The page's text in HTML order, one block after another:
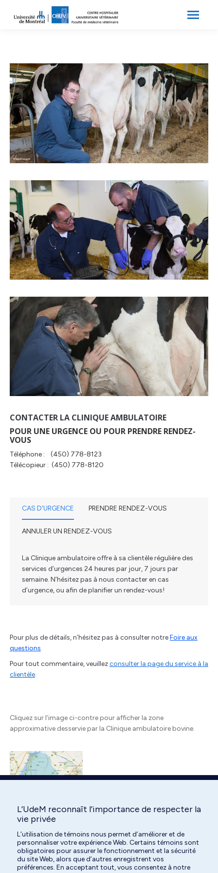
CONTACTER LA CLINIQUE AMBULATOIRE
POUR UNE URGENCE OU POUR PRENDRE RENDEZ-
VOUS
Téléphone : (450) 778-8123
Télécopieur : (450) 778-8120
CAS D'URGENCE PRENDRE RENDEZ-VOUS
ANNULER UN RENDEZ-VOUS
La Clinique ambulatoire offre à sa clientèle régulière des
services d’urgences 24 heures par jour, 7 jours par
semaine. N’hésitez pas à nous contacter en cas
d’urgence, ou afin de planifier un rendez-vous!
Pour plus de détails, n’hésitez pas à consulter notreFoire aux
questions.
Pour tout commentaire, veuillezconsulter la page du service à la
clientèle.
Cliquez sur l’image ci-contre pour afficher la zone
approximative desservie par la Clinique ambulatoire bovine.
L’UdeM reconnaît l’importance de respecter la
vie privée
L’utilisation de témoins nous permet d’améliorer et de
personnaliser votre expérience Web. Certains témoins sont
obligatoires pour assurer le fonctionnement et la sécurité
du site Web, alors que d’autres enregistrent vos
préférences. En acceptant tout, vous consentez à notre